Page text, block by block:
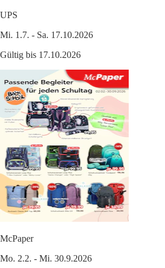
UPS
Mi. 1.7. - Sa. 17.10.2026
Gültig bis 17.10.2026
McPaper
Mo. 2.2. - Mi. 30.9.2026